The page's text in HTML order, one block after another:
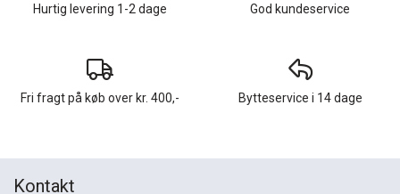
Hurtig levering 1-2 dage God kundeservice
Fri fragt på køb over kr. 400,- Bytteservice i 14 dage
Kontakt